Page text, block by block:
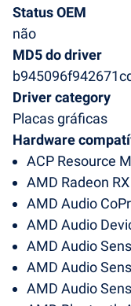
Status OEM
não
MD5 do driver
Driver category
Placas gráficas
Hardware
ACP Resource
AMD Radeon
AMD Audio
AMD Audio
AMD Audio
AMD Audio
AMD Audio